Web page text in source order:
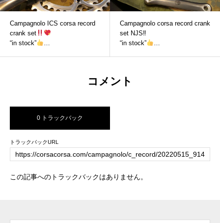
Campagnolo ICS corsa record
crank set
“in stock”
Campagnolo corsa record crank
set NJS‼
“in stock”
コメント
0 トラックバック
トラックバックURL
この記事へのトラックバックはありません。